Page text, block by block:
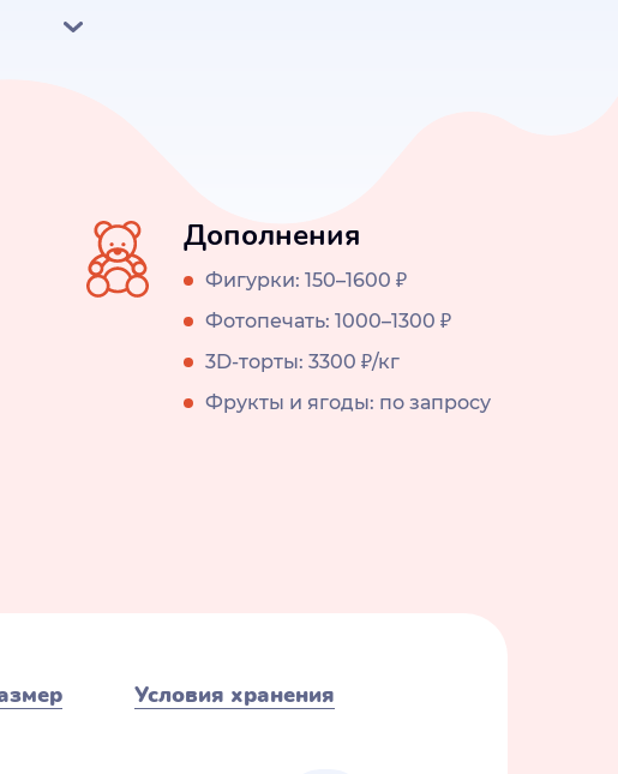
Дополнения
Фигурки: 150–1600 ₽
Фотопечать: 1000–1300 ₽
3D-торты: 3300 ₽/кг
Фрукты и ягоды: по запросу
Условия хранения